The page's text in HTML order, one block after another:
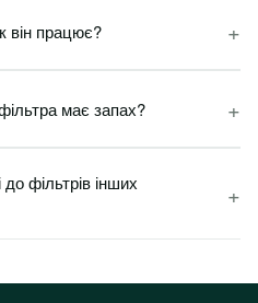
він працює? +
має запах? +
фільтрів інших
+